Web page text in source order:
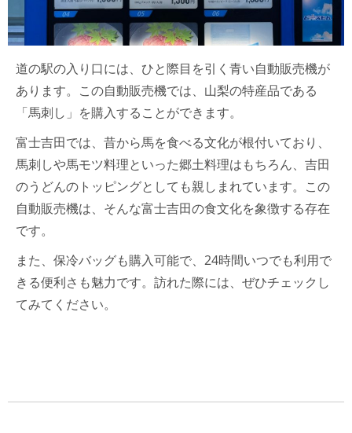
道の駅の入り口には、ひと際目を引く青い自動販売機が
あります。この自動販売機では、山梨の特産品である
「馬刺し」を購入することができます。
富士吉田では、昔から馬を食べる文化が根付いており、
馬刺しや馬モツ料理といった郷土料理はもちろん、吉田
のうどんのトッピングとしても親しまれています。この
自動販売機は、そんな富士吉田の食文化を象徴する存在
です。
また、保冷バッグも購入可能で、24時間いつでも利用で
きる便利さも魅力です。訪れた際には、ぜひチェックし
てみてください。